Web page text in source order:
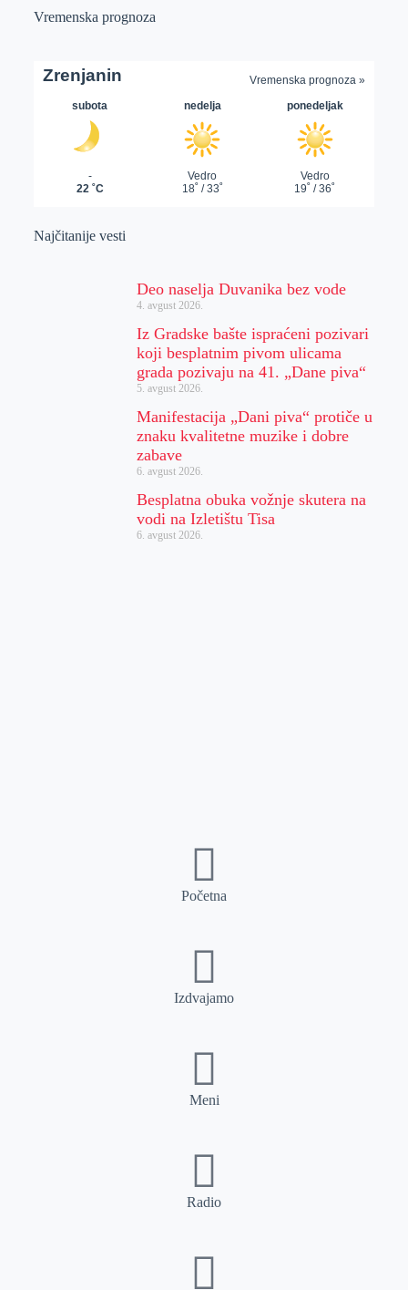
Vremenska prognoza
Najčitanije vesti
Deo naselja Duvanika bez vode
4. avgust 2026.
Iz Gradske bašte ispraćeni pozivari
koji besplatnim pivom ulicama
grada pozivaju na 41. „Dane piva“
5. avgust 2026.
Manifestacija „Dani piva“ protiče u
znaku kvalitetne muzike i dobre
zabave
6. avgust 2026.
Besplatna obuka vožnje skutera na
vodi na Izletištu Tisa
6. avgust 2026.
Početna
Izdvajamo
Meni
Radio